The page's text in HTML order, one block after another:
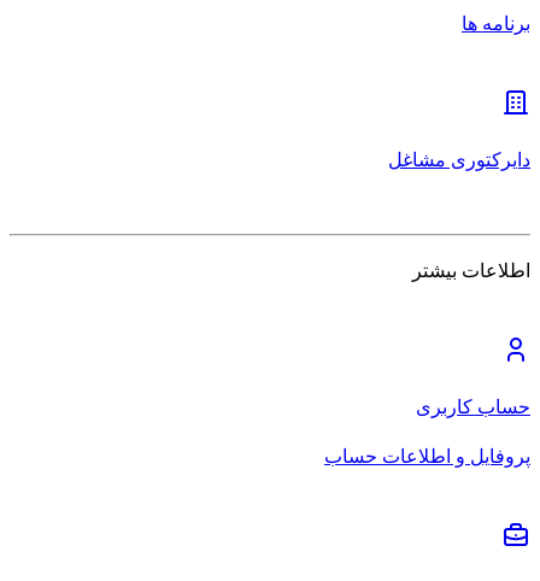
برنامه ها
دایرکتوری مشاغل
اطلاعات بیشتر
حساب کاربری
پروفایل و اطلاعات حساب